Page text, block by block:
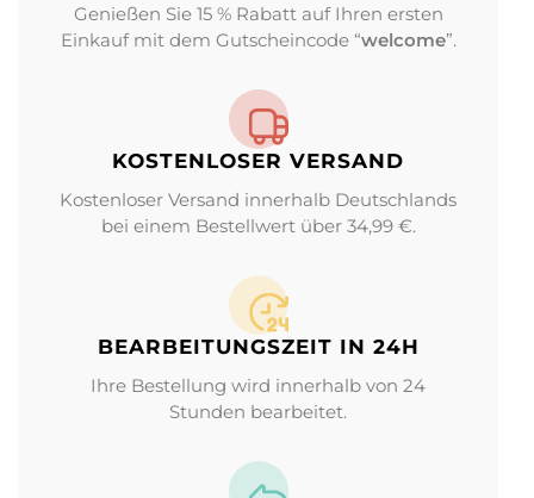
Genießen Sie 15 % Rabatt auf Ihren ersten
Einkauf mit dem Gutscheincode “welcome”.
KOSTENLOSER VERSAND
Kostenloser Versand innerhalb Deutschlands
bei einem Bestellwert über 34,99 €.
BEARBEITUNGS­ZEIT IN 24H
Ihre Bestellung wird innerhalb von 24
Stunden bearbeitet.